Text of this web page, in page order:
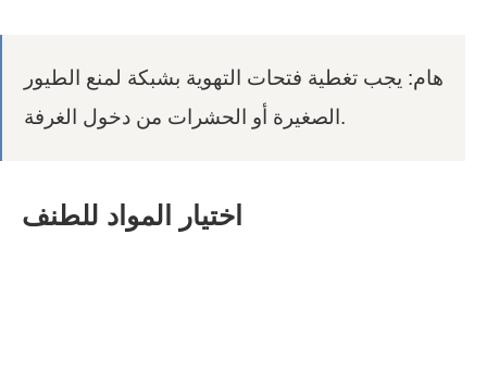
هام: يجب تغطية فتحات التهوية بشبكة لمنع الطيور
الصغيرة أو الحشرات من دخول الغرفة.
اختيار المواد للطنف